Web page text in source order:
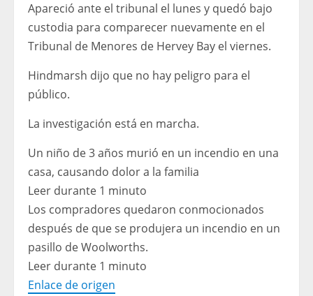
Apareció ante el tribunal el lunes y quedó bajo
custodia para comparecer nuevamente en el
Tribunal de Menores de Hervey Bay el viernes.
Hindmarsh dijo que no hay peligro para el
público.
La investigación está en marcha.
Un niño de 3 años murió en un incendio en una
casa, causando dolor a la familia
Leer durante 1 minuto
Los compradores quedaron conmocionados
después de que se produjera un incendio en un
pasillo de Woolworths.
Leer durante 1 minuto
Enlace de origen